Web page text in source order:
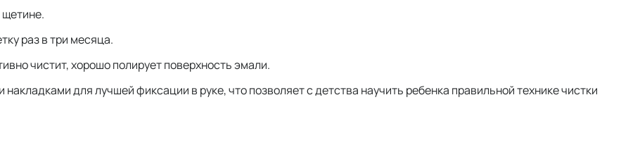
раз в три месяца.
чистит, хорошо полирует поверхность эмали.
для лучшей фиксации в руке, что позволяет с детства научить ребенка правильной технике чистки